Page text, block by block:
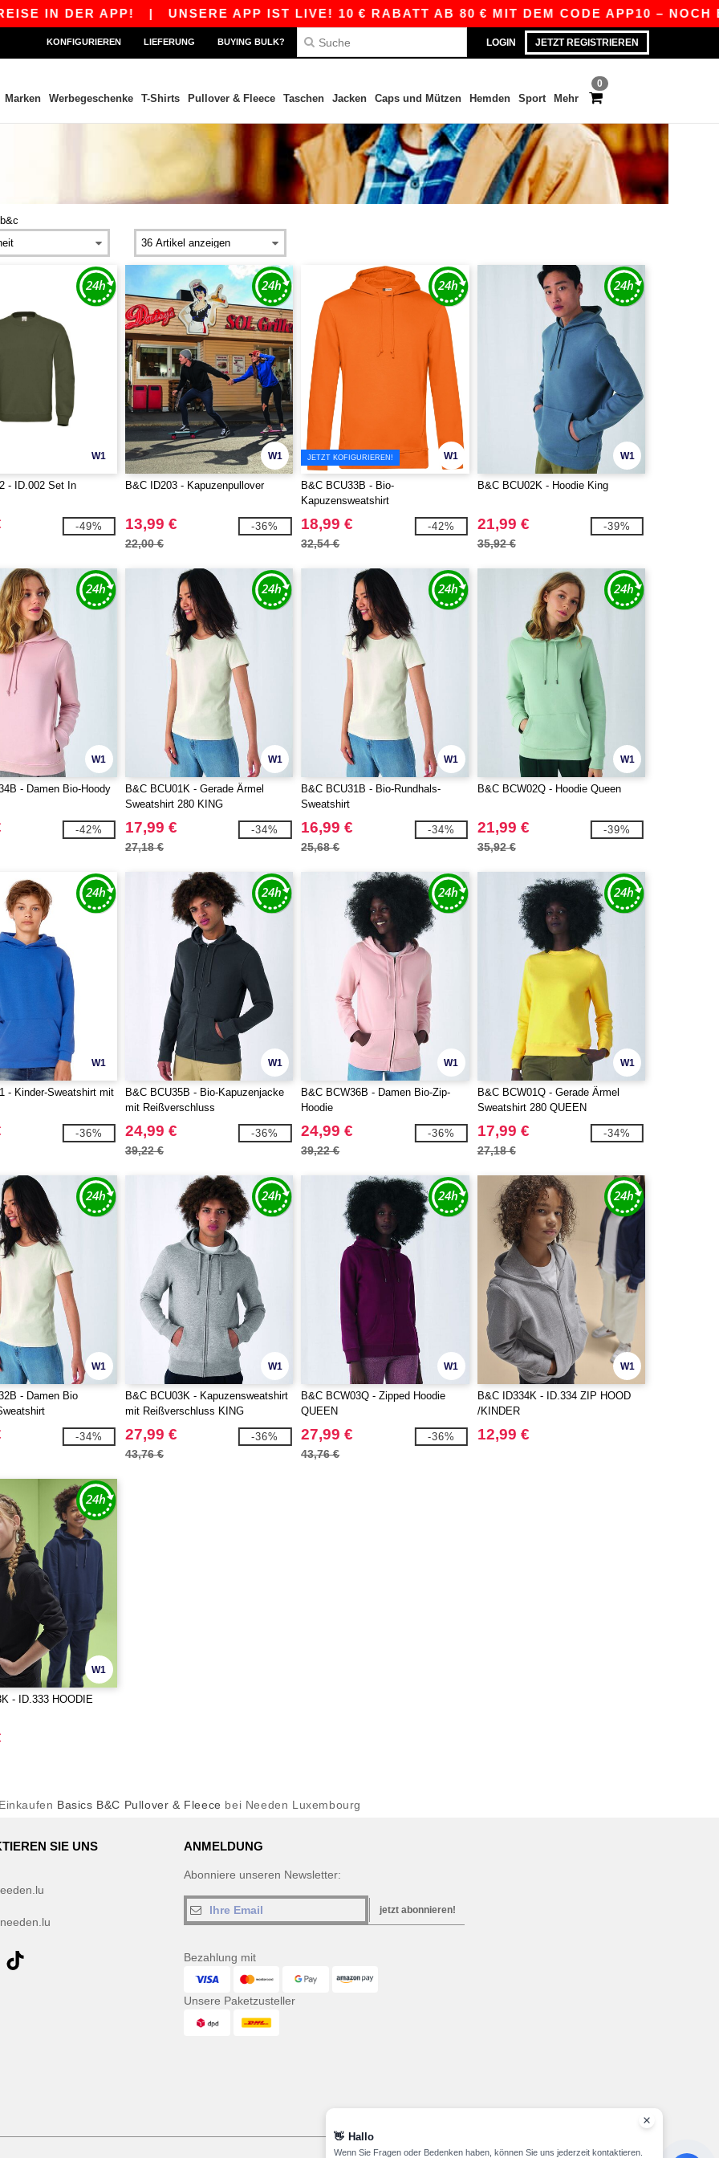
DER APP!|UNSERE APP IST LIVE! 10 € RABATT AB 80 € MIT DEM CODE APP10 – NOCH
LOGIN JETZT REGISTRIEREN
KONFIGURIEREN LIEFERUNG BUYING BULK?
0
Marken Werbegeschenke T-Shirts Pullover & Fleece Taschen Jacken Caps und Mützen Hemden Sport Mehr
b&c
W1
- ID.002 Set In
-49%
W1
B&C ID203 - Kapuzenpullover
13,99 €
22,00 €
-36%
W1
JETZT KOFIGURIEREN!
B&C BCU33B - Bio-
Kapuzensweatshirt
18,99 €
32,54 €
-42%
W1
B&C BCU02K - Hoodie King
21,99 €
35,92 €
-39%
W1
- Damen Bio-Hoody
-42%
W1
B&C BCU01K - Gerade Ärmel
Sweatshirt 280 KING
17,99 €
27,18 €
-34%
W1
B&C BCU31B - Bio-Rundhals-
Sweatshirt
16,99 €
25,68 €
-34%
W1
B&C BCW02Q - Hoodie Queen
21,99 €
35,92 €
-39%
W1
- Kinder-Sweatshirt mit
-36%
W1
B&C BCU35B - Bio-Kapuzenjacke
mit Reißverschluss
24,99 €
39,22 €
-36%
W1
B&C BCW36B - Damen Bio-Zip-
Hoodie
24,99 €
39,22 €
-36%
W1
B&C BCW01Q - Gerade Ärmel
Sweatshirt 280 QUEEN
17,99 €
27,18 €
-34%
W1
- Damen Bio
-34%
W1
B&C BCU03K - Kapuzensweatshirt
mit Reißverschluss KING
27,99 €
43,76 €
-36%
W1
B&C BCW03Q - Zipped Hoodie
QUEEN
27,99 €
43,76 €
-36%
W1
B&C ID334K - ID.334 ZIP HOOD
/KINDER
12,99 €
W1
- ID.333 HOODIE
Einkaufen Basics B&C Pullover & Fleece bei Needen Luxembourg
SIE UNS ANMELDUNG
Abonniere unseren Newsletter:
jetzt abonnieren!
Bezahlung mit
Unsere Paketzusteller
👋 Hallo
Wenn Sie Fragen oder Bedenken haben, können Sie uns jederzeit kontaktieren.